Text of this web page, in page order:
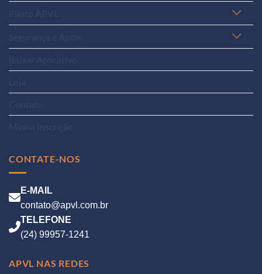
CONTATE-NOS
E-MAIL
contato@apvl.com.br
TELEFONE
(24) 99957-1241
APVL NAS REDES